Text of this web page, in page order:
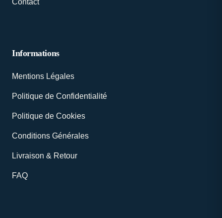
Informations
Mentions Légales
Politique de Confidentialité
Politique de Cookies
Conditions Générales
Livraison & Retour
FAQ